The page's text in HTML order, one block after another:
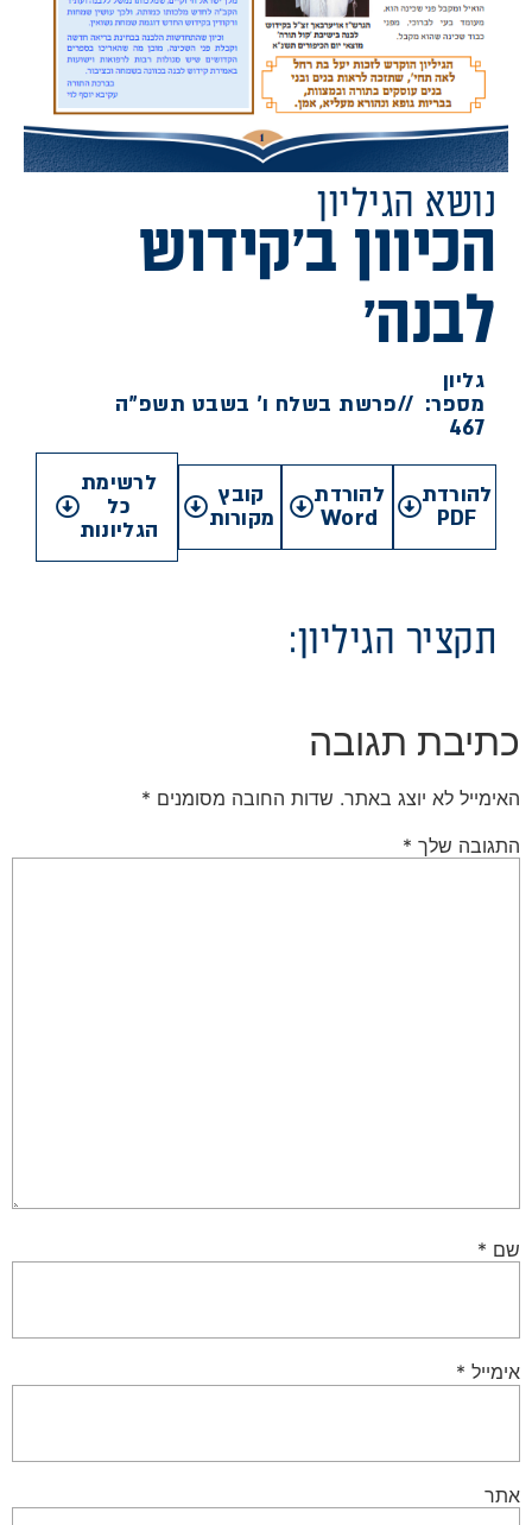
נושא הגיליון
הכיוון ב'קידוש
לבנה'
גליון
מספר:
467
//פרשת בשלח ו' בשבט תשפ"ה
להורדת
PDF
להורדת
Word
קובץ
מקורות
לרשימת
כל
הגליונות
תקציר הגיליון:
כתיבת תגובה
האימייל לא יוצג באתר. שדות החובה מסומנים *
התגובה שלך *
שם *
אימייל *
אתר